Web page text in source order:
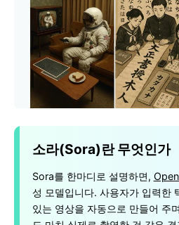
소라(Sora)란 무엇인가
Sora를 한마디로 설명하면,
성 모델입니다. 사용자가 입력한
있는 영상을 자동으로 만들어 주